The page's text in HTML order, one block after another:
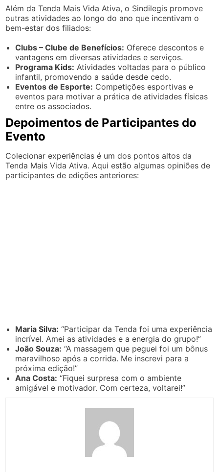
Além da Tenda Mais Vida Ativa, o Sindilegis promove
outras atividades ao longo do ano que incentivam o
bem-estar dos filiados:
Clubs – Clube de Benefícios: Oferece descontos e
vantagens em diversas atividades e serviços.
Programa Kids: Atividades voltadas para o público
infantil, promovendo a saúde desde cedo.
Eventos de Esporte: Competições esportivas e
eventos para motivar a prática de atividades físicas
entre os associados.
Depoimentos de Participantes do
Evento
Colecionar experiências é um dos pontos altos da
Tenda Mais Vida Ativa. Aqui estão algumas opiniões de
participantes de edições anteriores:
Maria Silva: “Participar da Tenda foi uma experiência
incrível. Amei as atividades e a energia do grupo!”
João Souza: “A massagem que peguei foi um bônus
maravilhoso após a corrida. Me inscrevi para a
próxima edição!”
Ana Costa: “Fiquei surpresa com o ambiente
amigável e motivador. Com certeza, voltarei!”